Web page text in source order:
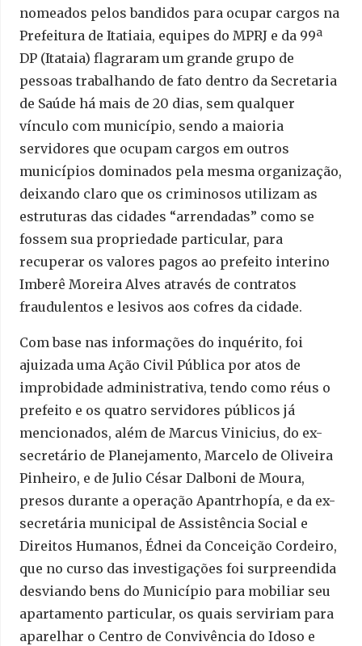
nomeados pelos bandidos para ocupar cargos na
Prefeitura de Itatiaia, equipes do MPRJ e da 99ª
DP (Itataia) flagraram um grande grupo de
pessoas trabalhando de fato dentro da Secretaria
de Saúde há mais de 20 dias, sem qualquer
vínculo com município, sendo a maioria
servidores que ocupam cargos em outros
municípios dominados pela mesma organização,
deixando claro que os criminosos utilizam as
estruturas das cidades “arrendadas” como se
fossem sua propriedade particular, para
recuperar os valores pagos ao prefeito interino
Imberê Moreira Alves através de contratos
fraudulentos e lesivos aos cofres da cidade.
Com base nas informações do inquérito, foi
ajuizada uma Ação Civil Pública por atos de
improbidade administrativa, tendo como réus o
prefeito e os quatro servidores públicos já
mencionados, além de Marcus Vinicius, do ex-
secretário de Planejamento, Marcelo de Oliveira
Pinheiro, e de Julio César Dalboni de Moura,
presos durante a operação Apantrhopía, e da ex-
secretária municipal de Assistência Social e
Direitos Humanos, Édnei da Conceição Cordeiro,
que no curso das investigações foi surpreendida
desviando bens do Município para mobiliar seu
apartamento particular, os quais serviriam para
aparelhar o Centro de Convivência do Idoso e